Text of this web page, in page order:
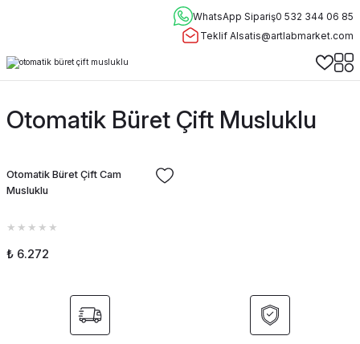
WhatsApp Sipariş0 532 344 06 85
Teklif Alsatis@artlabmarket.com
Otomatik Büret Çift Musluklu
Otomatik Büret Çift Cam
Musluklu
₺ 6.272